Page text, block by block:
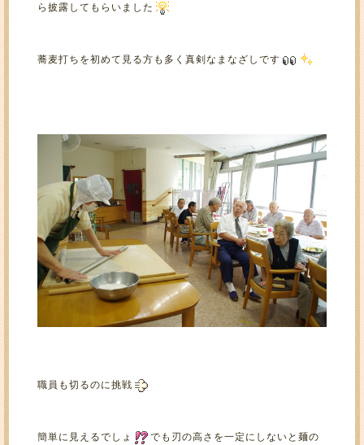
ら披露してもらいました
蕎麦打ちを初めて見る方も多く真剣なまなざしです
職員も切るのに挑戦
簡単に見えるでしょ でも刃の高さを一定にしないと麺の